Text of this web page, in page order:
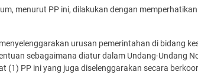
menurut PP ini, dilakukan dengan
urusan pemerintahan di bidang
sebagaimana diatur dalam Undang-Undang
(1) PP ini yang juga diselenggarakan secara